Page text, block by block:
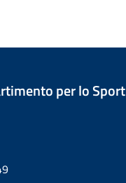
per lo Sport